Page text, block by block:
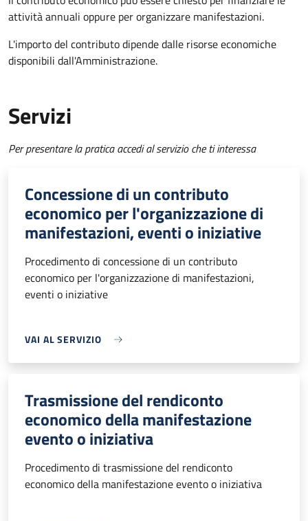
attività annuali oppure per organizzare manifestazioni.
L'importo del contributo dipende dalle risorse economiche
disponibili dall'Amministrazione.
Servizi
Per presentare la pratica accedi al servizio che ti interessa
Concessione di un contributo
economico per l'organizzazione di
manifestazioni, eventi o iniziative
Procedimento di concessione di un contributo
economico per l'organizzazione di manifestazioni,
eventi o iniziative
VAI AL SERVIZIO
Trasmissione del rendiconto
economico della manifestazione
evento o iniziativa
Procedimento di trasmissione del rendiconto
economico della manifestazione evento o iniziativa